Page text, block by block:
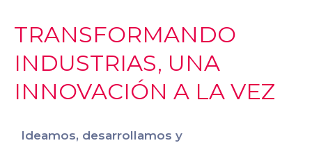
TRANSFORMANDO
INDUSTRIAS, UNA
INNOVACIÓN A LA VEZ
Ideamos, desarrollamos y